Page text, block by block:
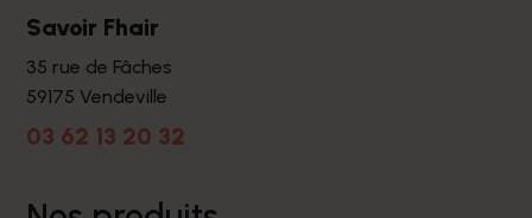
Savoir Fhair
35 rue de Fâches
59175 Vendeville
03 62 13 20 32